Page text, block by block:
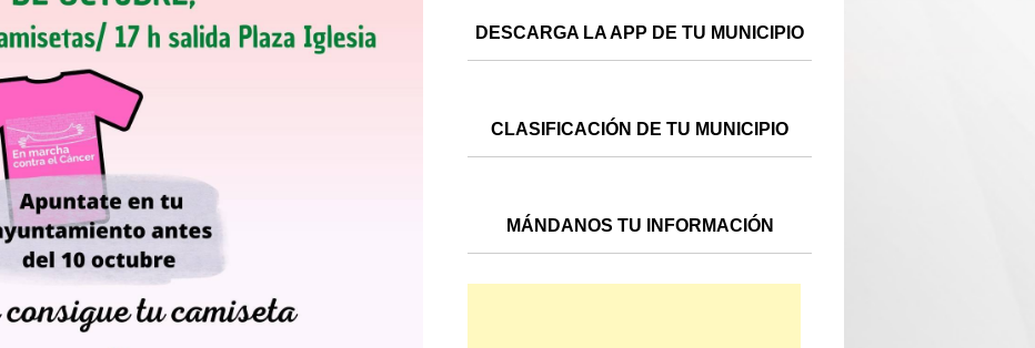
DESCARGA LA APP DE TU MUNICIPIO
CLASIFICACIÓN DE TU MUNICIPIO
MÁNDANOS TU INFORMACIÓN